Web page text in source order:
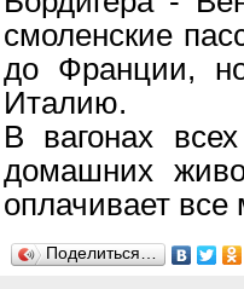
смоленские
до Франции,
Италию.
В вагонах
домашних
оплачивает все
Поделиться…